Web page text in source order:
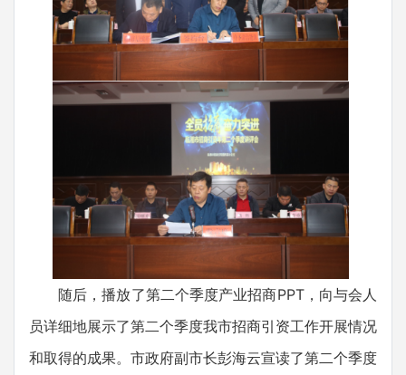
随后，播放了第二个季度产业招商PPT，向与会人
员详细地展示了第二个季度我市招商引资工作开展情况
和取得的成果。市政府副市长彭海云宣读了第二个季度